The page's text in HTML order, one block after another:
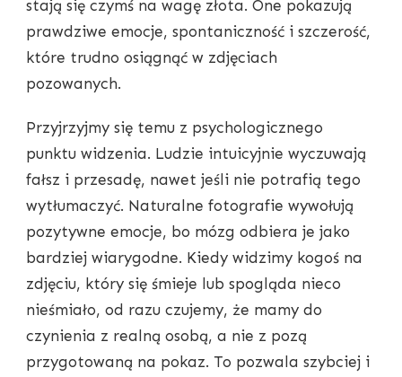
stają się czymś na wagę złota. One pokazują
prawdziwe emocje, spontaniczność i szczerość,
które trudno osiągnąć w zdjęciach
pozowanych.
Przyjrzyjmy się temu z psychologicznego
punktu widzenia. Ludzie intuicyjnie wyczuwają
fałsz i przesadę, nawet jeśli nie potrafią tego
wytłumaczyć. Naturalne fotografie wywołują
pozytywne emocje, bo mózg odbiera je jako
bardziej wiarygodne. Kiedy widzimy kogoś na
zdjęciu, który się śmieje lub spogląda nieco
nieśmiało, od razu czujemy, że mamy do
czynienia z realną osobą, a nie z pozą
przygotowaną na pokaz. To pozwala szybciej i